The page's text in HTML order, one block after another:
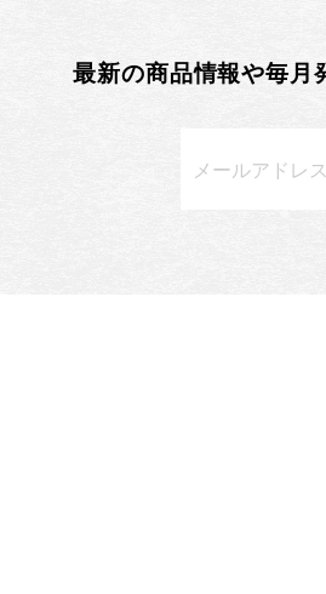
最新の商品情報や毎月